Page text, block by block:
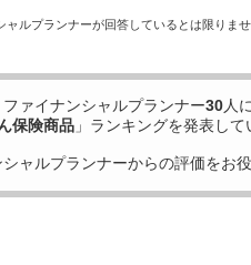
ルプランナーが回答しているとは限りませ
ァイナンシャルプランナー30人
保険商品 」ランキングを発表して
ャルプランナーからの評価をお役